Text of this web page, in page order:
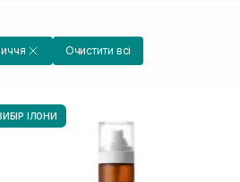
Очистити всі
ІЛОНИ